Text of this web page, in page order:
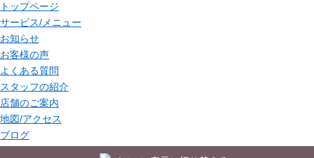
トップページ
サービス/メニュー
お知らせ
お客様の声
よくある質問
スタッフの紹介
店舗のご案内
地図/アクセス
ブログ